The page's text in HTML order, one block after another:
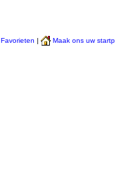
| Maak ons uw